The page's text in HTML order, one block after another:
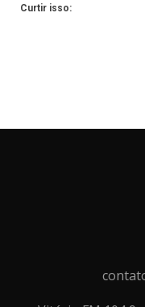
Curtir isso: